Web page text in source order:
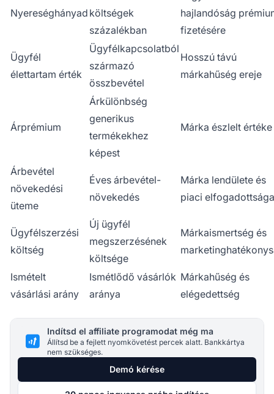
Nyereséghányad költségek
százalékban
hajlandóság
fizetésére
Ügyfél
élettartam érték
Ügyfélkapcsolatból
származó
összbevétel
Hosszú távú
márkahűség ereje
Árprémium
Árkülönbség
generikus
termékekhez
képest
Márka észlelt értéke
Árbevétel
növekedési
üteme
Éves árbevétel-
növekedés
Márka lendülete és
piaci elfogadottsága
Ügyfélszerzési
költség
Új ügyfél
megszerzésének
költsége
Márkaismertség és
Ismételt
vásárlási arány
Ismétlődő vásárlók
aránya
Márkahűség és
elégedettség
Indítsd el affiliate programodat még ma
Állítsd be a fejlett nyomkövetést percek alatt. Bankkártya
nem szükséges.
Demó kérése